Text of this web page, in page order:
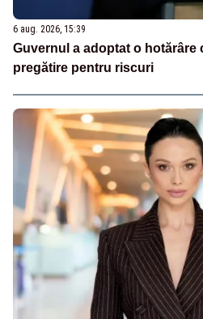
6 aug. 2026, 15:39
Guvernul a adoptat o hotărâre
pregătire pentru riscuri